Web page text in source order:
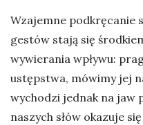
Wzajemne podkręcanie
gestów stają się
wywierania wpływu:
ustępstwa, mówimy jej
wychodzi jednak na jaw
naszych słów okazuje